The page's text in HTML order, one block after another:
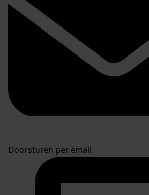
Doorsturen per email